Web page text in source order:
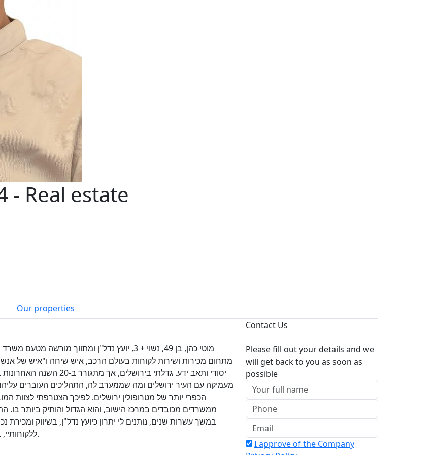
- Real estate
Our properties
מוטי כהן, בן 49, נשוי + 3, יועץ נדל"ן ומתווך
מתחום מכירות ושירות לקוחות בעולם הרכב, איש שיחה ו"איש של
יסודי ותאב ידע. גדלתי
מעמיקה עם העיר ירושלים ומה שממערב לה, התהליכים העוברים
ממשרדים מכובדים במרכז הישוב, והוא הגדול והותיק ביותר בו.
במשך עשרות שנים, נותנים לי יתרון כיועץ נדל"ן, בשיווק
ללקוחותיי, בסטנדרטים המקצועיים הגבוהים ביותר להם אנו מחויבים.
Contact Us
Please fill out your details and we
will get back to you as soon as
possible
I approve of the Company